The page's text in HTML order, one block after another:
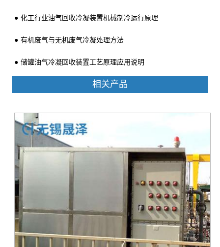
化工行业油气回收冷凝装置机械制冷运行原理
有机废气与无机废气冷凝处理方法
储罐油气冷凝回收装置工艺原理应用说明
相关产品